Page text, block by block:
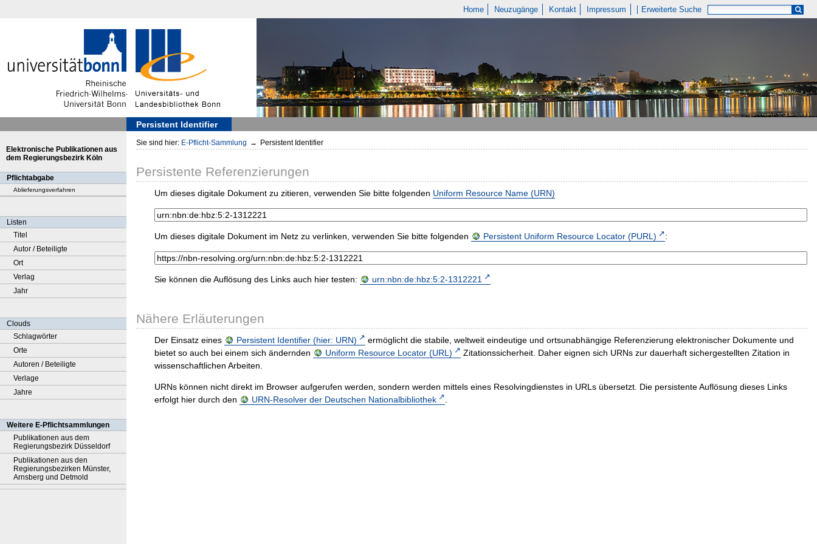
Home Neuzugänge Kontakt Impressum Erweiterte Suche
Persistent Identifier
Elektronische Publikationen aus
dem Regierungsbezirk Köln
Pflichtabgabe
Ablieferungsverfahren
Listen
Titel
Autor / Beteiligte
Ort
Verlag
Jahr
Clouds
Schlagwörter
Orte
Autoren / Beteiligte
Verlage
Jahre
Weitere E-Pflichtsammlungen
Publikationen aus dem
Regierungsbezirk Düsseldorf
Publikationen aus den
Regierungsbezirken Münster,
Arnsberg und Detmold
Sie sind hier: E-Pflicht-Sammlung → Persistent Identifier
Persistente Referenzierungen
Um dieses digitale Dokument zu zitieren, verwenden Sie bitte folgenden Uniform Resource Name (URN)
Um dieses digitale Dokument im Netz zu verlinken, verwenden Sie bitte folgenden Persistent Uniform Resource Locator (PURL) :
Sie können die Auflösung des Links auch hier testen: urn:nbn:de:hbz:5:2-1312221
Nähere Erläuterungen
Der Einsatz eines Persistent Identifier (hier: URN)
ermöglicht die stabile, weltweit eindeutige und ortsunabhängige Referenzierung elektronischer Dokumente und
bietet so auch bei einem sich ändernden
Uniform Resource Locator (URL)
Zitationssicherheit. Daher eignen sich URNs zur dauerhaft sichergestellten Zitation in
wissenschaftlichen Arbeiten.
URNs können nicht direkt im Browser aufgerufen werden, sondern werden mittels eines Resolvingdienstes in URLs übersetzt. Die persistente Auflösung dieses Links
erfolgt hier durch den
URN-Resolver der Deutschen Nationalbibliothek .